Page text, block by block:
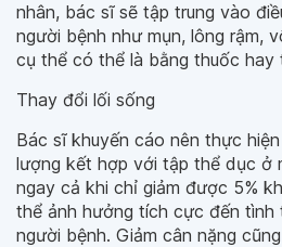
nhân, bác sĩ sẽ tập trung vào
người bệnh như mụn, lông rậm,
cụ thể có thể là bằng thuốc hay
Thay đổi lối sống
Bác sĩ khuyến cáo nên thực
lượng kết hợp với tập thể dục ở
ngay cả khi chỉ giảm được 5%
thể ảnh hưởng tích cực đến tình
người bệnh. Giảm cân nặng